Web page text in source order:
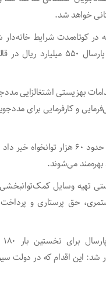
خواهد شد.
در کوتاه‌مدت شرایط
بلاعوض و تسهیلات می‌کند که در
بهزیستی
مورد اشتغال خویش‌فرمایی و
می‌شوند.
تهیه وسایل
حق پرستاری و
این اقدام که در دولت